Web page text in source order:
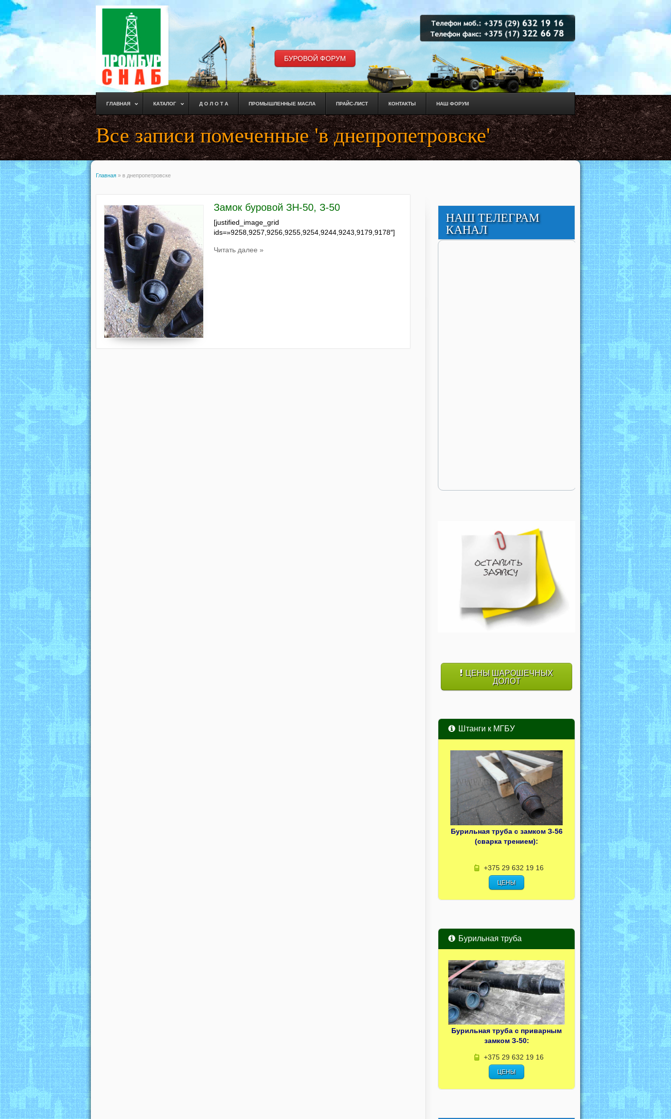
БУРОВОЙ ФОРУМ
ГЛАВНАЯ КАТАЛОГ Д О Л О Т А ПРОМЫШЛЕННЫЕ МАСЛА ПРАЙС-ЛИСТ КОНТАКТЫ НАШ ФОРУМ
Все записи помеченные 'в днепропетровске'
Главная » в днепропетровске
Замок буровой ЗН-50, З-50
[justified_image_grid
ids=»9258,9257,9256,9255,9254,9244,9243,9179,9178″]
Читать далее »
НАШ ТЕЛЕГРАМ
КАНАЛ
ЦЕНЫ ШАРОШЕЧНЫХ
ДОЛОТ
Штанги к МГБУ
Бурильная труба с замком З-56
(сварка трением):
+375 29 632 19 16
ЦЕНЫ
Бурильная труба
Бурильная труба с приварным
замком З-50:
+375 29 632 19 16
ЦЕНЫ